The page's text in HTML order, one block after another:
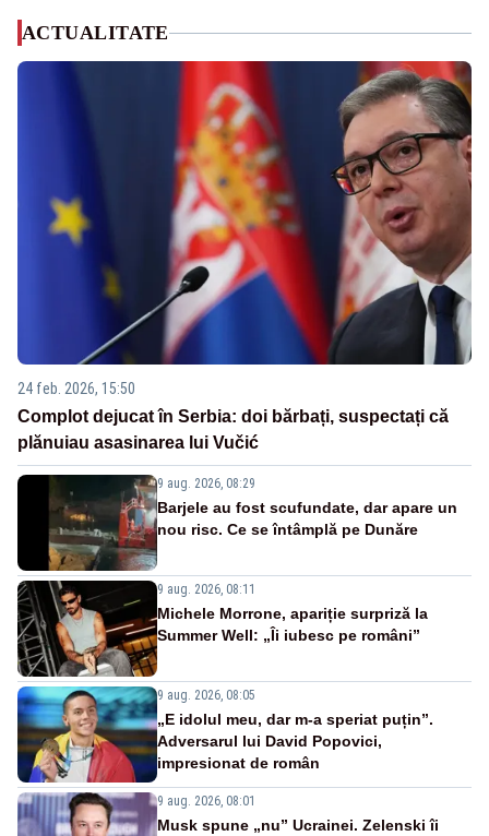
ACTUALITATE
24 feb. 2026, 15:50
Complot dejucat în Serbia: doi bărbați, suspectați că
plănuiau asasinarea lui Vučić
9 aug. 2026, 08:29
Barjele au fost scufundate, dar apare un
nou risc. Ce se întâmplă pe Dunăre
9 aug. 2026, 08:11
Michele Morrone, apariție surpriză la
Summer Well: „Îi iubesc pe români”
9 aug. 2026, 08:05
„E idolul meu, dar m-a speriat puțin”.
Adversarul lui David Popovici,
impresionat de român
9 aug. 2026, 08:01
Musk spune „nu” Ucrainei. Zelenski îi